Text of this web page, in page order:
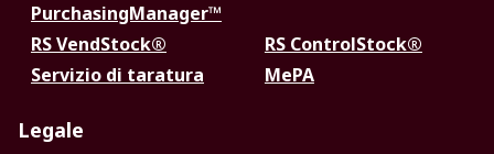
PurchasingManager™
RS VendStock®
RS ControlStock®
Servizio di taratura
MePA
Legale